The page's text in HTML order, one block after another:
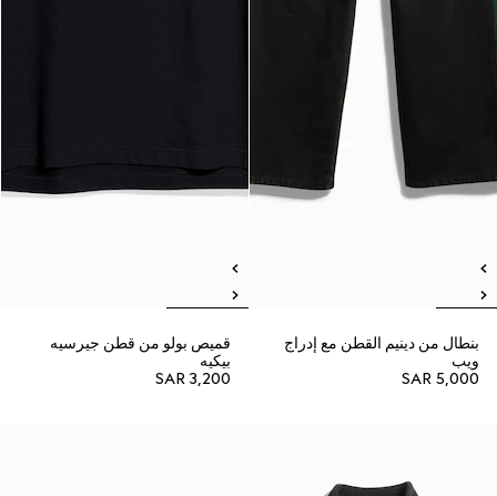
بنطال من دينيم القطن مع إدراج
ويب
SAR 5,000
قميص بولو من قطن جيرسيه
بيكيه
SAR 3,200